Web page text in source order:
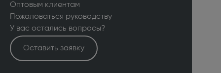
Оптовым клиентам
Пожаловаться руководству
У вас остались вопросы?
Оставить заявку